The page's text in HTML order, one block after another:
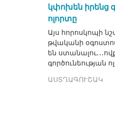
կփոխեն իրենց
ոլորտը
Այս հորոսկոպի
թվականի
են
գործունեության
ԱՍՏՂԱԳՈՒՇԱԿ